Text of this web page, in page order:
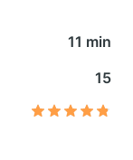
11 min
15